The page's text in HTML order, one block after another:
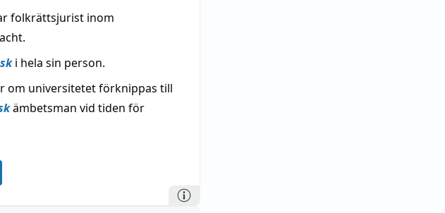
folkrättsjurist inom
i hela sin person.
om universitetet förknippas till
ämbetsman vid tiden för